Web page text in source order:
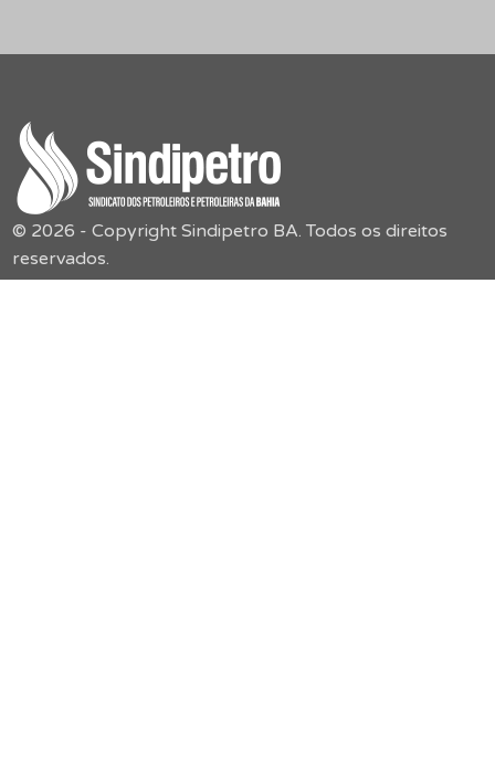
© 2026 - Copyright Sindipetro BA. Todos os direitos
reservados.